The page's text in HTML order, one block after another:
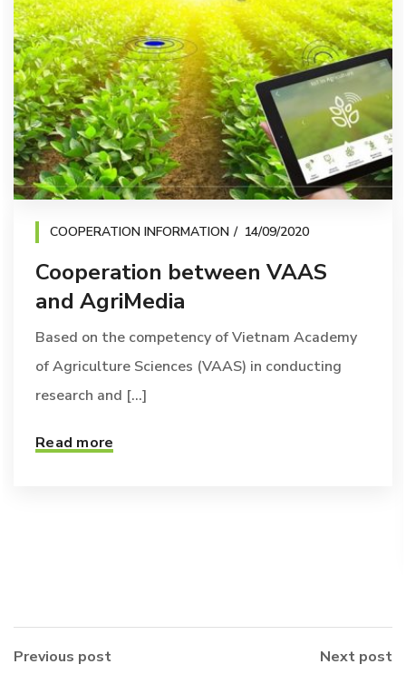
COOPERATION INFORMATION 14/09/2020
Cooperation between VAAS
and AgriMedia
Based on the competency of Vietnam Academy
of Agriculture Sciences (VAAS) in conducting
research and [...]
Read more
Previous post Next post